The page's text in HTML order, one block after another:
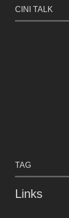
CINI TALK
TAG
Links